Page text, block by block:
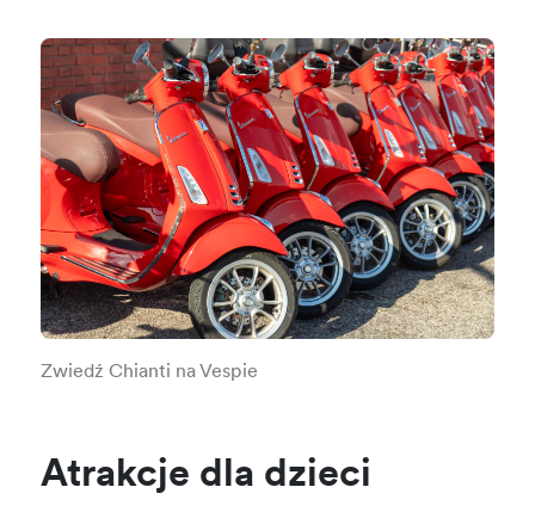
Zwiedź Chianti na Vespie
Atrakcje dla dzieci